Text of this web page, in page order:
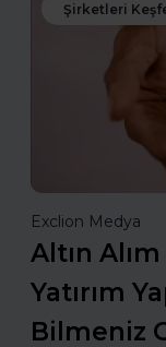
Şirketleri
Exclion Medya
Altın
Yatırım
Bilmeniz